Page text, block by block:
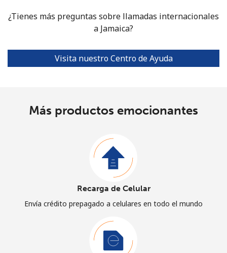
¿Tienes más preguntas sobre llamadas internacionales
a Jamaica?
Visita nuestro Centro de Ayuda
Más productos emocionantes
Recarga de Celular
Envía crédito prepagado a celulares en todo el mundo